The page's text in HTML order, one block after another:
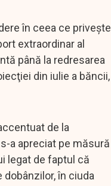
în ceea ce priveşte
extraordinar al
până la redresarea
din iulie a băncii,
de la
a apreciat pe măsură
legat de faptul că
în ciuda